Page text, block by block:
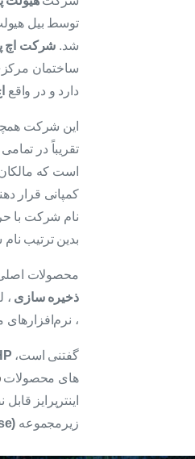
توسط بیل هیولت
شد. شرکت اچ
ساختمان
دارد و در واقع
این شرکت
تقریباً در
است که
کمپانی قرار
نام شرکت با
بدین ترتیب
محصولات
ذخیره سازی ،
،
گفتنی است،
های محصولات
اینترپرایز
زیرمجموعه (HPE (Hewlett-Packard Enterprise